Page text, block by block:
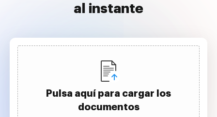
al instante
Pulsa aquí para cargar los
documentos